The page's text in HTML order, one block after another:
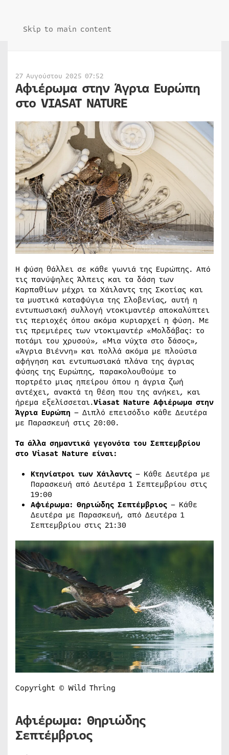
Skip to main content
27 Αυγούστου 2025 07:52
Αφιέρωμα στην Άγρια Ευρώπη
στο VIASAT NATURE
Η φύση θάλλει σε κάθε γωνιά της Ευρώπης. Από
τις πανύψηλες Άλπεις και τα δάση των
Καρπαθίων μέχρι τα Χάιλαντς της Σκοτίας και
τα μυστικά καταφύγια της Σλοβενίας, αυτή η
εντυπωσιακή συλλογή ντοκιμαντέρ αποκαλύπτει
τις περιοχές όπου ακόμα κυριαρχεί η φύση. Με
τις πρεμιέρες των ντοκιμαντέρ «Μολδάβας: το
ποτάμι του χρυσού», «Μια νύχτα στο δάσος»,
«Άγρια Βιέννη» και πολλά ακόμα με πλούσια
αφήγηση και εντυπωσιακά πλάνα της άγριας
φύσης της Ευρώπης, παρακολουθούμε το
πορτρέτο μιας ηπείρου όπου η άγρια ζωή
αντέχει, ανακτά τη θέση που της ανήκει, και
ήρεμα εξελίσσεται.Viasat Nature Αφιέρωμα στην
Άγρια Ευρώπη – Διπλό επεισόδιο κάθε Δευτέρα
με Παρασκευή στις 20:00.
Τα άλλα σημαντικά γεγονότα του Σεπτεμβρίου
στο Viasat Nature είναι:
Κτηνίατροι των Χάιλαντς – Κάθε Δευτέρα με
Παρασκευή από Δευτέρα 1 Σεπτεμβρίου στις
19:00
Αφιέρωμα: Θηριώδης Σεπτέμβριος – Κάθε
Δευτέρα με Παρασκευή, από Δευτέρα 1
Σεπτεμβρίου στις 21:30
Copyright © Wild Thring
Αφιέρωμα: Θηριώδης
Σεπτέμβριος